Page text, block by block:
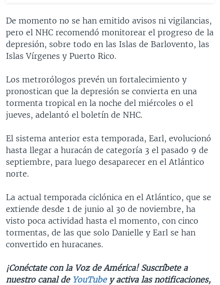
De momento no se han emitido avisos ni vigilancias,
pero el NHC recomendó monitorear el progreso de la
depresión, sobre todo en las Islas de Barlovento, las
Islas Vírgenes y Puerto Rico.
Los metrorólogos prevén un fortalecimiento y
pronostican que la depresión se convierta en una
tormenta tropical en la noche del miércoles o el
jueves, adelantó el boletín de NHC.
El sistema anterior esta temporada, Earl, evolucionó
hasta llegar a huracán de categoría 3 el pasado 9 de
septiembre, para luego desaparecer en el Atlántico
norte.
La actual temporada ciclónica en el Atlántico, que se
extiende desde 1 de junio al 30 de noviembre, ha
visto poca actividad hasta el momento, con cinco
tormentas, de las que solo Danielle y Earl se han
convertido en huracanes.
¡Conéctate con la Voz de América! Suscríbete a
nuestro canal deYouTubey activa las notificaciones,